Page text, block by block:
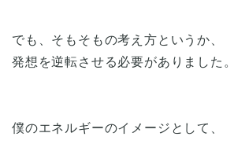
でも、そもそもの考え方というか、
発想を逆転させる必要がありました。
僕のエネルギーのイメージとして、